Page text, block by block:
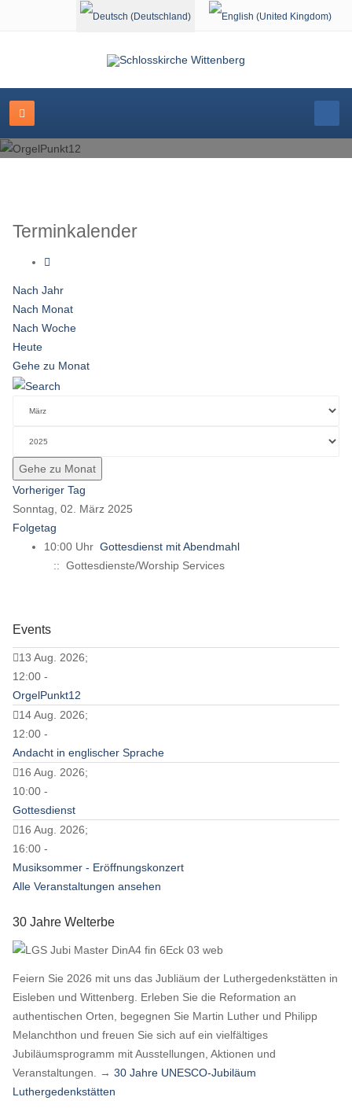
Sprache auswählen
Terminkalender
Nach Jahr
Nach Monat
Nach Woche
Heute
Gehe zu Monat
Gehe zu Monat
Vorheriger Tag
Sonntag, 02. März 2025
Folgetag
10:00 Uhr Gottesdienst mit Abendmahl
:: Gottesdienste/Worship Services
Events
13 Aug. 2026;
12:00 -
OrgelPunkt12
14 Aug. 2026;
12:00 -
Andacht in englischer Sprache
16 Aug. 2026;
10:00 -
Gottesdienst
16 Aug. 2026;
16:00 -
Musiksommer - Eröffnungskonzert
Alle Veranstaltungen ansehen
30 Jahre Welterbe
Feiern Sie 2026 mit uns das Jubliäum der Luthergedenkstätten in
Eisleben und Wittenberg. Erleben Sie die Reformation an
authentischen Orten, begegnen Sie Martin Luther und Philipp
Melanchthon und freuen Sie sich auf ein vielfältiges
Jubiläumsprogramm mit Ausstellungen, Aktionen und
Veranstaltungen. → 30 Jahre UNESCO-Jubiläum
Luthergedenkstätten